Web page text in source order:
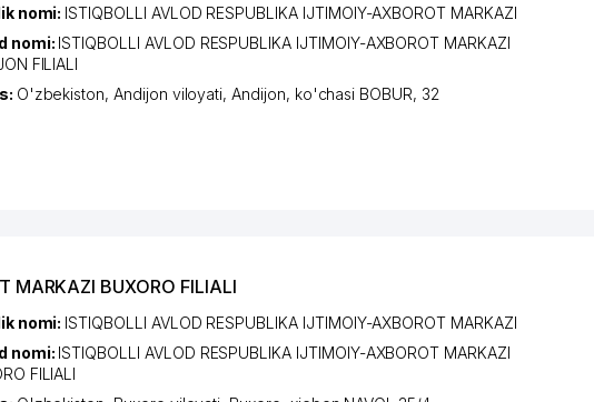
nomi: ISTIQBOLLI AVLOD RESPUBLIKA IJTIMOIY-AXBOROT MARKAZI
nomi: ISTIQBOLLI AVLOD RESPUBLIKA IJTIMOIY-AXBOROT MARKAZI
FILIALI
O'zbekiston,Andijon viloyati,Andijon, ko'chasi BOBUR, 32
MARKAZI BUXORO FILIALI
nomi: ISTIQBOLLI AVLOD RESPUBLIKA IJTIMOIY-AXBOROT MARKAZI
nomi: ISTIQBOLLI AVLOD RESPUBLIKA IJTIMOIY-AXBOROT MARKAZI
FILIALI